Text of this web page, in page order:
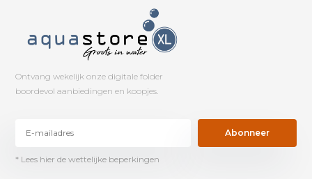
Ontvang wekelijk onze digitale folder
boordevol aanbiedingen en koopjes.
Abonneer
* Lees hier de wettelijke beperkingen